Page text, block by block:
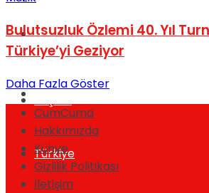
Yaşam
Kadınca
Dünya
Türkiye
Bulutsuzluk Özlemi 40. Yıl
Türkiye’yi Geziyor
Daha Fazla Göster
CumCuma
Hakkımızda
Künye
Gizlilik Politikası
İletişim